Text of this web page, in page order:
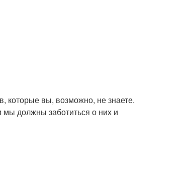
которые вы, возможно, не знаете.
должны заботиться о них и